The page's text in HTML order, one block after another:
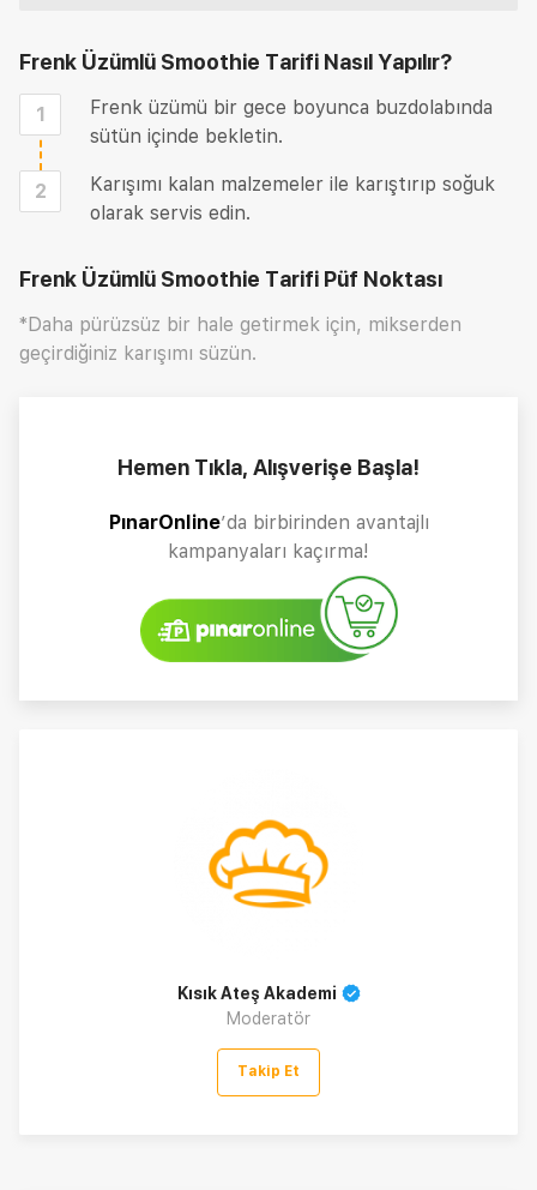
Frenk Üzümlü Smoothie Tarifi Nasıl Yapılır?
1
Frenk üzümü bir gece boyunca buzdolabında
sütün içinde bekletin.
2
Karışımı kalan malzemeler ile karıştırıp soğuk
olarak servis edin.
Frenk Üzümlü Smoothie Tarifi Püf Noktası
*Daha pürüzsüz bir hale getirmek için, mikserden
geçirdiğiniz karışımı süzün.
Hemen Tıkla, Alışverişe Başla!
PınarOnline’da birbirinden avantajlı
kampanyaları kaçırma!
Kısık Ateş Akademi
Moderatör
Takip Et